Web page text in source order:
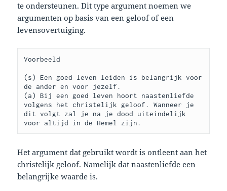
te ondersteunen. Dit type argument noemen we
argumenten op basis van een geloof of een
levensovertuiging.
Voorbeeld
(s) Een goed leven leiden is belangrijk voor
de ander en voor jezelf.
(a) Bij een goed leven hoort naastenliefde
volgens het christelijk geloof. Wanneer je
dit volgt zal je na je dood uiteindelijk
voor altijd in de Hemel zijn.
Het argument dat gebruikt wordt is ontleent aan het
christelijk geloof. Namelijk dat naastenliefde een
belangrijke waarde is.